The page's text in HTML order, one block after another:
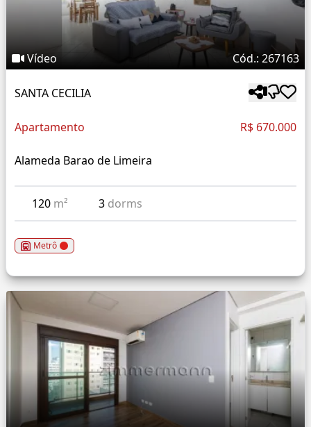
Vídeo Cód.: 267163
SANTA CECILIA
Apartamento R$ 670.000
Alameda Barao de Limeira
120 m² 3 dorms
Metrô